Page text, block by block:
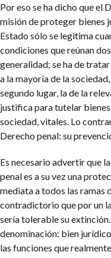
Por eso se ha dicho que el
misión de proteger bienes
Estado sólo se legitima
condiciones que reúnan
generalidad; se ha de
a la mayoría de la
segundo lugar, la de la
justifica para tutelar
sociedad, vitales. Lo
Derecho penal: su
Es necesario advertir que
penal es a su vez una
mediata a todos las ramas
contradictorio que por un
sería tolerable su
denominación: bien
las funciones que